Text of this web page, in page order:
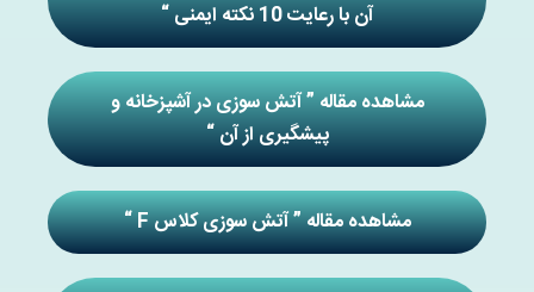
آن با رعایت 10 نکته ایمنی “
مشاهده مقاله ” آتش سوزی در آشپزخانه و
پیشگیری از آن “
مشاهده مقاله ” آتش سوزی کلاس F “